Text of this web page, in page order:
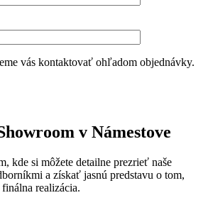
vás kontaktovať ohľadom objednávky.
v Námestove
kde si môžete detailne prezrieť naše
a získať jasnú predstavu o tom,
realizácia.